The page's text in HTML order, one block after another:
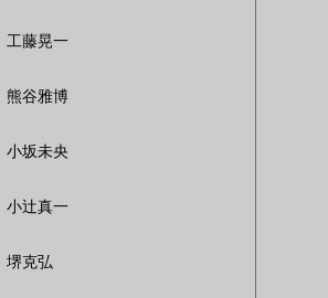
工藤晃一
熊谷雅博
小坂未央
小辻真一
堺克弘